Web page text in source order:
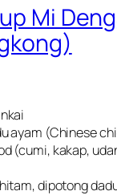
Mi
ayam (Chinese
(cumi, kakap,
dipotong